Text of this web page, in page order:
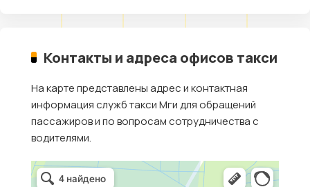
Контакты и адреса офисов такси
На карте представлены адрес и контактная
информация служб такси Мги для обращений
пассажиров и по вопросам сотрудничества с
водителями.